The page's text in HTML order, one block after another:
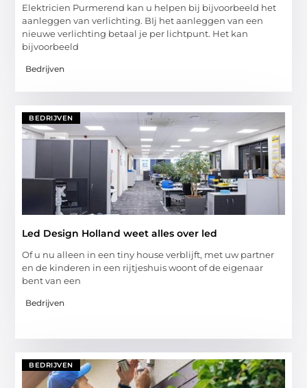
Elektricien Purmerend kan u helpen bij bijvoorbeeld het
aanleggen van verlichting. BIj het aanleggen van een
nieuwe verlichting betaal je per lichtpunt. Het kan
bijvoorbeeld
Bedrijven
BEDRIJVEN
Led Design Holland weet alles over led
Of u nu alleen in een tiny house verblijft, met uw partner
en de kinderen in een rijtjeshuis woont of de eigenaar
bent van een
Bedrijven
BEDRIJVEN